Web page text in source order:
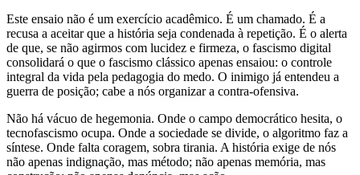
Este ensaio não é um exercício acadêmico. É um chamado. É a
recusa a aceitar que a história seja condenada à repetição. É o alerta
de que, se não agirmos com lucidez e firmeza, o fascismo digital
consolidará o que o fascismo clássico apenas ensaiou: o controle
integral da vida pela pedagogia do medo. O inimigo já entendeu a
guerra de posição; cabe a nós organizar a contra-ofensiva.
Não há vácuo de hegemonia. Onde o campo democrático hesita, o
tecnofascismo ocupa. Onde a sociedade se divide, o algoritmo faz a
síntese. Onde falta coragem, sobra tirania. A história exige de nós
não apenas indignação, mas método; não apenas memória, mas